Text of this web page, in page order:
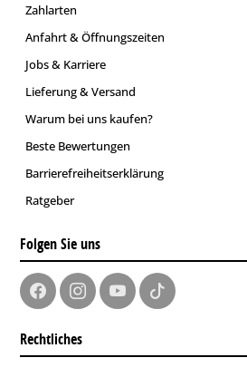
Zahlarten
Anfahrt & Öffnungszeiten
Jobs & Karriere
Lieferung & Versand
Warum bei uns kaufen?
Beste Bewertungen
Barrierefreiheitserklärung
Ratgeber
Folgen Sie uns
Rechtliches